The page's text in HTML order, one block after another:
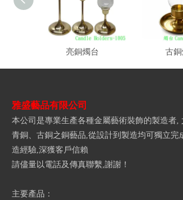
亮銅燭台 古
雅盛藝品有限公司
本公司是專業生產各種金屬藝術裝飾的製造者,
青銅、古銅之銅藝品,從設計到製造均可獨立完
造經驗,深獲客戶信賴
請儘量以電話及傳真聯繫,謝謝！
主要產品：